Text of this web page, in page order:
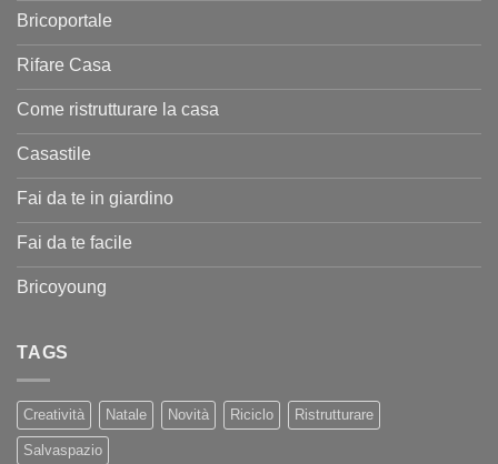
Bricoportale
Rifare Casa
Come ristrutturare la casa
Casastile
Fai da te in giardino
Fai da te facile
Bricoyoung
TAGS
Creatività Natale Novità Riciclo Ristrutturare
Salvaspazio